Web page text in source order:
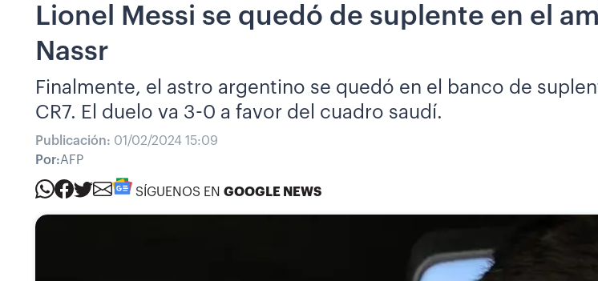
Lionel Messi se quedó de suplente en el
Nassr
Finalmente, el astro argentino se quedó en el banco de
CR7. El duelo va 3-0 a favor del cuadro saudí.
Publicación: 01/02/2024 15:09
Por:AFP
SÍGUENOS EN GOOGLE NEWS